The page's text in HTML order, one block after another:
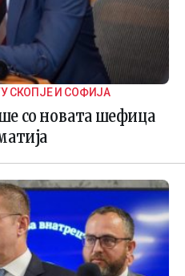
СКОПЈЕ И СОФИЈА
со новата шефица